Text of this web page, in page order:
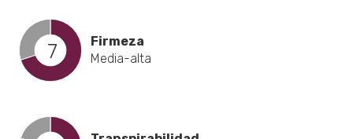
7
Firmeza
Media-alta